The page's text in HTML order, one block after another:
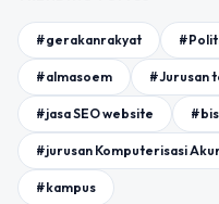
#gerakanrakyat
#almasoem #Jurusan
#jasa SEO website
#jurusan Komputerisasi
#kampus